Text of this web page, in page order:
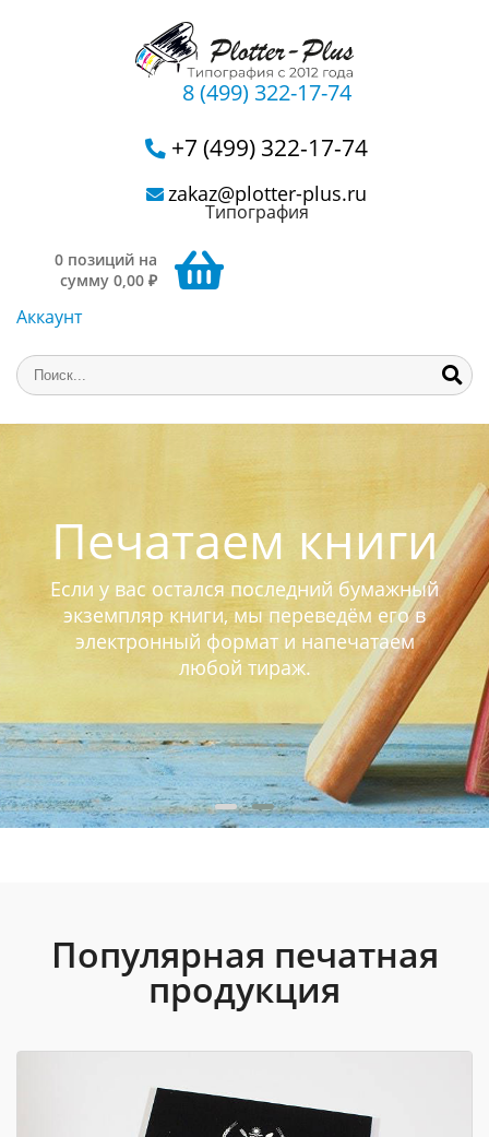
8 (499) 322-17-74
+7 (499) 322-17-74
zakaz@plotter-plus.ru
Типография
0 позиций на
сумму 0,00 ₽
Аккаунт
Печатаем книги
Если у вас остался последний бумажный
экземпляр книги, мы переведём его в
электронный формат и напечатаем
любой тираж.
Популярная печатная
продукция